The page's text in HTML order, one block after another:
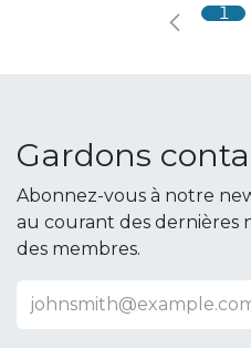
1
Gardons
Abonnez-vous à notre
au courant des dernières
des membres.